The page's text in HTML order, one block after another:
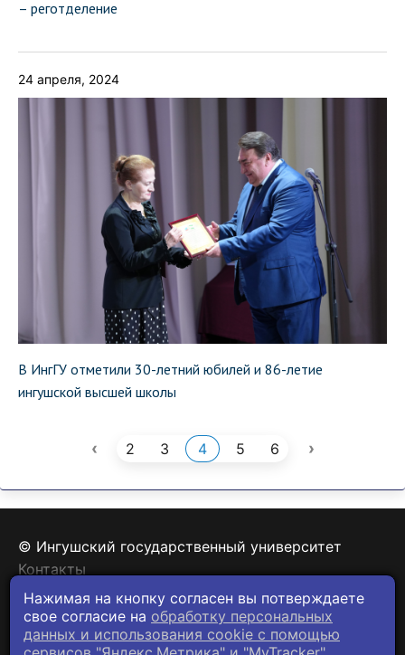
– реготделение
24 апреля, 2024
В ИнгГУ отметили 30-летний юбилей и 86-летие
ингушской высшей школы
‹ 2 3 4 5 6 ›
© Ингушский государственный университет
Контакты
Политика конфиденциальности
Нажимая на кнопку согласен вы потверждаете
свое согласие на обработку персональных
данных и использования cookie c помощью